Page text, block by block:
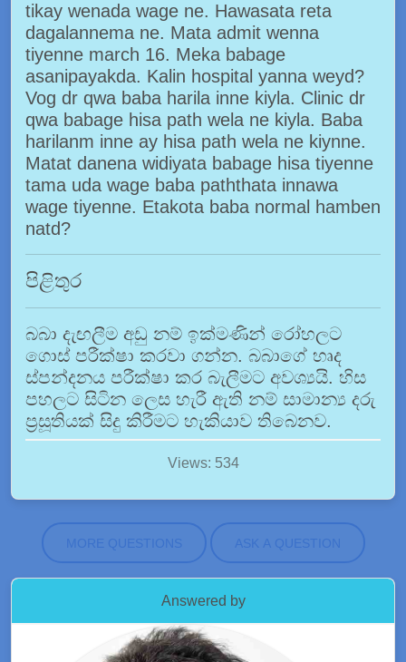
tikay wenada wage ne. Hawasata reta
dagalannema ne. Mata admit wenna
tiyenne march 16. Meka babage
asanipayakda. Kalin hospital yanna weyd?
Vog dr qwa baba harila inne kiyla. Clinic dr
qwa babage hisa path wela ne kiyla. Baba
harilanm inne ay hisa path wela ne kiynne.
Matat danena widiyata babage hisa tiyenne
tama uda wage baba paththata innawa
wage tiyenne. Etakota baba normal hamben
natd?
පිළිතුර
බබා දැඟලීම අඩු නම් ඉක්මණින් රෝහලට
ගොස් පරීක්ෂා කරවා ගන්න. බබාගේ හෘද
ස්පන්දනය පරීක්ෂා කර බැලීමට අවශ්‍යයි. හිස
පහලට සිටින ලෙස හැරී ඇති නම් සාමාන්‍ය දරු
ප්‍රසූතියක් සිදු කිරීමට හැකියාව තිබෙනව.
Views: 534
MORE QUESTIONS ASK A QUESTION
Answered by